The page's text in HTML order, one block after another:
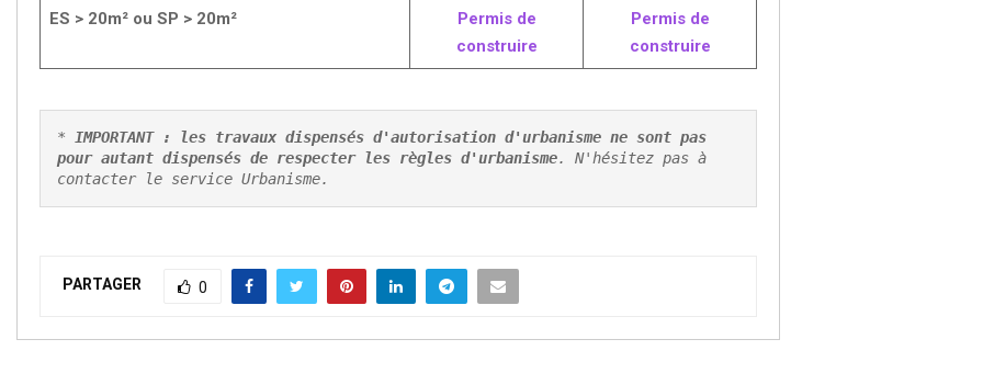
ES > 20m² ou SP > 20m²
Permis de
construire
Permis de
construire
* IMPORTANT :
les travaux dispensés d'autorisation d'urbanisme ne sont pas
pour autant dispensés de respecter les règles d'urbanisme. N'hésitez pas à
contacter le service Urbanisme.
PARTAGER 0